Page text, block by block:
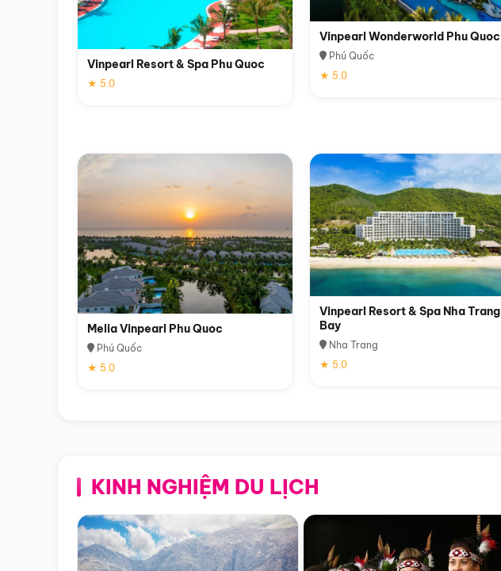
Vinpearl Resort & Spa Phu Quoc
★ 5.0
Vinpearl Wonderworld Phu Quoc
Phú Quốc
★ 5.0
Melia Vinpearl Phu Quoc
Phú Quốc
★ 5.0
Vinpearl Resort & Spa Nha Trang
Bay
Nha Trang
★ 5.0
KINH NGHIỆM DU LỊCH